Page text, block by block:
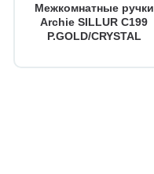
Межкомнатные ручки
Archie SILLUR C199
P.GOLD/CRYSTAL